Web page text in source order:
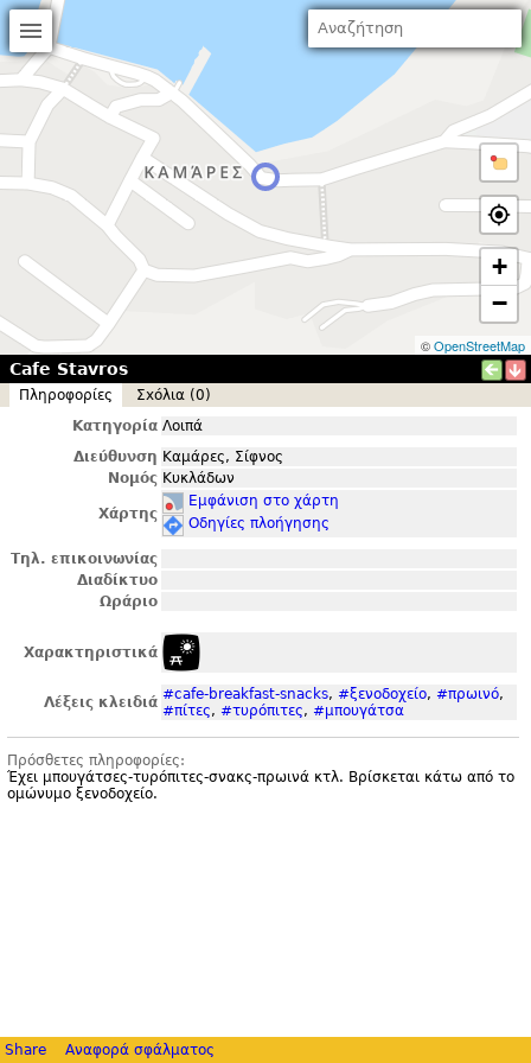
+
−
©OpenStreetMap
Cafe Stavros
Πληροφορίες
Σxόλια (0)
Κατηγορία Λοιπά
Διεύθυνση Καμάρες, Σίφνος
Νομός Κυκλάδων
Χάρτης
Εμφάνιση στο χάρτη
Οδηγίες πλοήγησης
Τηλ. επικοινωνίας
Διαδίκτυο
Ωράριο
Χαρακτηριστικά
Λέξεις κλειδιά #cafe-breakfast-snacks, #ξενοδοχείο, #πρωινό,
#πίτες, #τυρόπιτες, #μπουγάτσα
Πρόσθετες πληροφορίες:
Έχει μπουγάτσες-τυρόπιτες-σνακς-πρωινά κτλ. Βρίσκεται κάτω από το
ομώνυμο ξενοδοχείο.
Share Αναφορά σφάλματος